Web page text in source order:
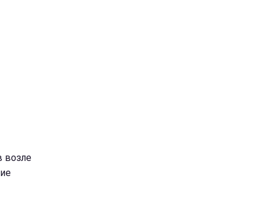
возле